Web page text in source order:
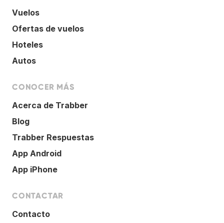
Vuelos
Ofertas de vuelos
Hoteles
Autos
CONOCER MÁS
Acerca de Trabber
Blog
Trabber Respuestas
App Android
App iPhone
CONTACTAR
Contacto